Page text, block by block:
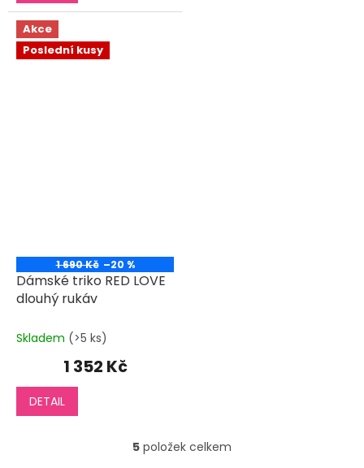
Akce
Poslední kusy
1 690 Kč –20 %
Dámské triko RED LOVE
dlouhý rukáv
Skladem (>5 ks)
1 352 Kč
DETAIL
O
5 položek celkem